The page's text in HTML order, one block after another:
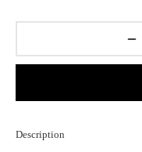
Description